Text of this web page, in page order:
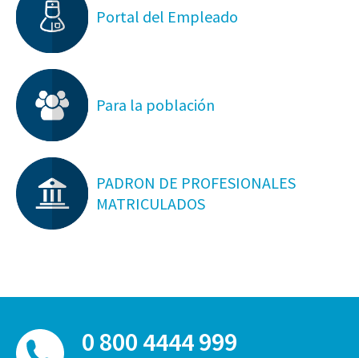
Portal del Empleado
Para la población
PADRON DE PROFESIONALES
MATRICULADOS
0 800 4444 999